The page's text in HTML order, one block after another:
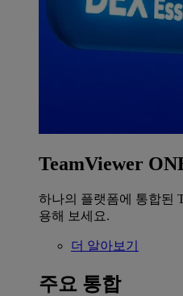
TeamViewer
하나의 플랫폼에 통합된
용해 보세요.
더 알아보기
주요 통합